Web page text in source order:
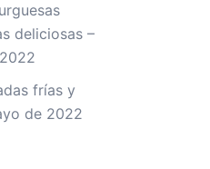
deliciosas –
frías y
de 2022